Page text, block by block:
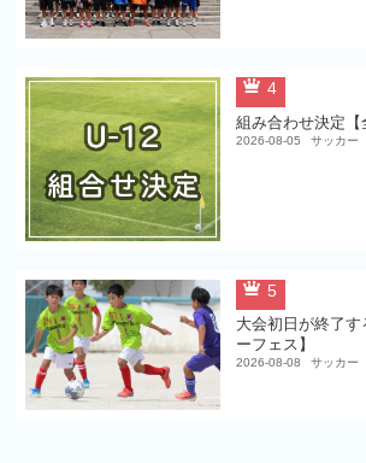
4
組み合わせ決定【
2026-08-05 サッカー
5
大会初日が終了
ーフェス】
2026-08-08 サッカー